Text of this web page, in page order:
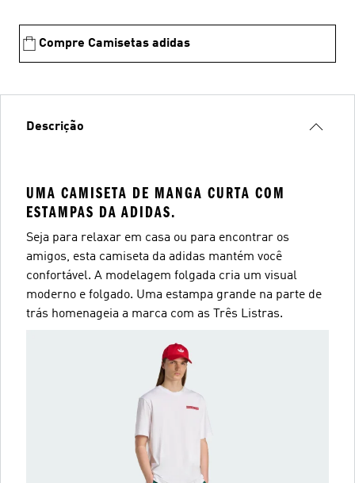
Compre Camisetas adidas
Descrição
UMA CAMISETA DE MANGA CURTA COM
ESTAMPAS DA ADIDAS.
Seja para relaxar em casa ou para encontrar os
amigos, esta camiseta da adidas mantém você
confortável. A modelagem folgada cria um visual
moderno e folgado. Uma estampa grande na parte de
trás homenageia a marca com as Três Listras.